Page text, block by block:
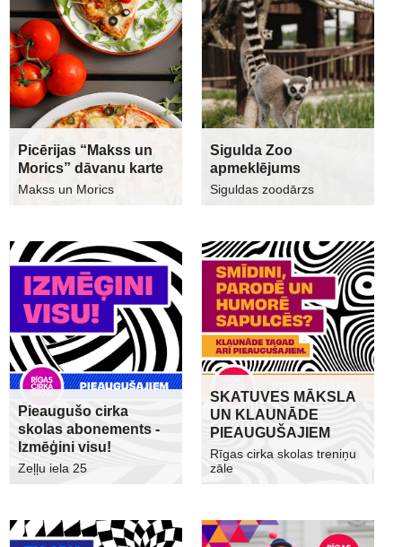
Picērijas “Makss un
Morics” dāvanu karte
Makss un Morics
Sigulda Zoo
apmeklējums
Siguldas zoodārzs
Pieaugušo cirka
skolas abonements -
Izmēģini visu!
Zeļļu iela 25
SKATUVES MĀKSLA
UN KLAUNĀDE
PIEAUGUŠAJIEM
Rīgas cirka skolas treniņu
zāle